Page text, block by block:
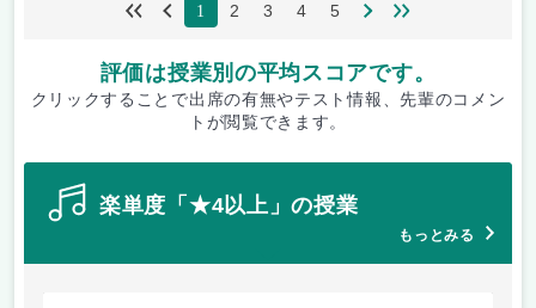
1 2 3 4 5
評価は授業別の平均スコアです。
クリックすることで出席の有無やテスト情報、先輩のコメン
トが閲覧できます。
楽単度「★4以上」の授業
もっとみる